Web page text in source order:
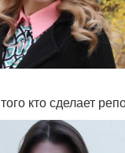
кто сделает